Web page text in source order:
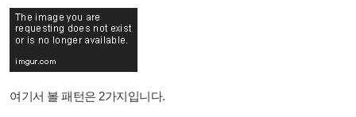
여기서 볼 패턴은 2가지입니다.